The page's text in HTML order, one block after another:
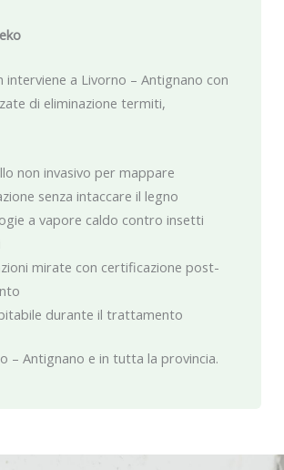
interviene a Livorno – Antignano con
di eliminazione termiti,
non invasivo per mappare
senza intaccare il legno
a vapore caldo contro insetti
mirate con certificazione post-
durante il trattamento
– Antignano e in tutta la provincia.